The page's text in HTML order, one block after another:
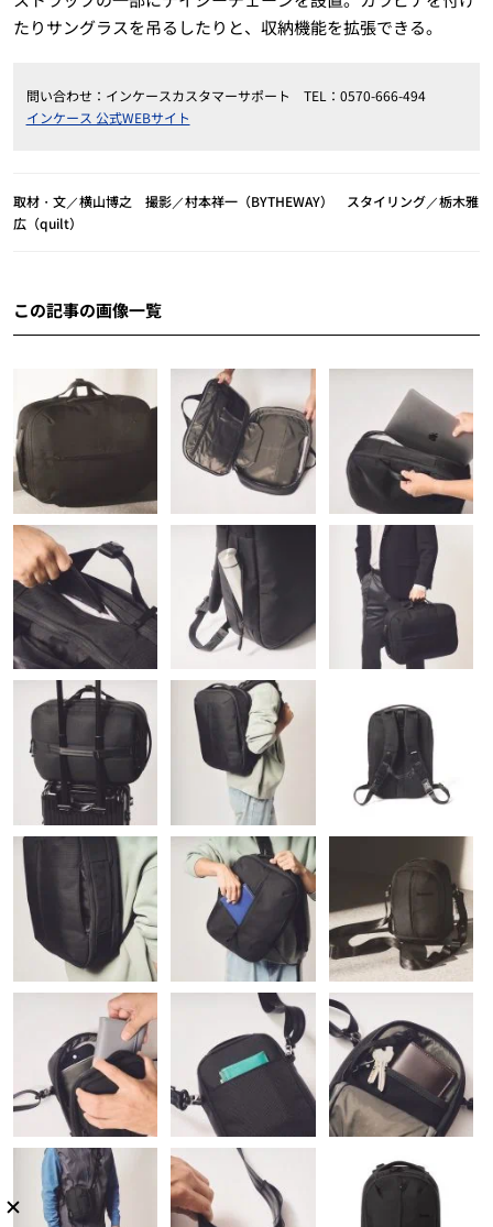
たりサングラスを吊るしたりと、収納機能を拡張できる。
問い合わせ：インケースカスタマーサポート TEL：0570-666-494
インケース 公式WEBサイト
取材・文／横山博之 撮影／村本祥一（BYTHEWAY） スタイリング／栃木雅
広（quilt）
この記事の画像一覧